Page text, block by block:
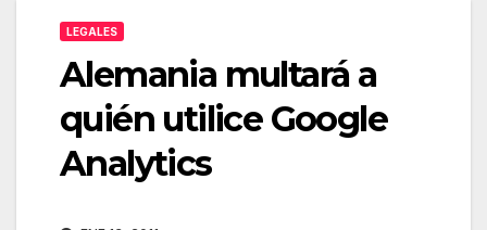
LEGALES
Alemania multará a
quién utilice Google
Analytics